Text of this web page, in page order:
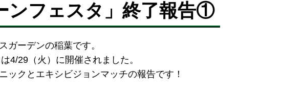
ンフェスタ」終了報告①
ガーデンの稲葉です。
4/29（火）に開催されました。
ックとエキシビジョンマッチの報告です！